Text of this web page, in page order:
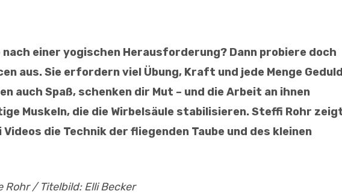
einer yogischen Herausforderung? Dann probiere doch
aus. Sie erfordern viel Übung, Kraft und jede Menge
auch Spaß, schenken dir Mut – und die Arbeit an ihnen
Muskeln, die die Wirbelsäule stabilisieren. Steffi Rohr
die Technik der fliegenden Taube und des kleinen
Rohr / Titelbild: Elli Becker